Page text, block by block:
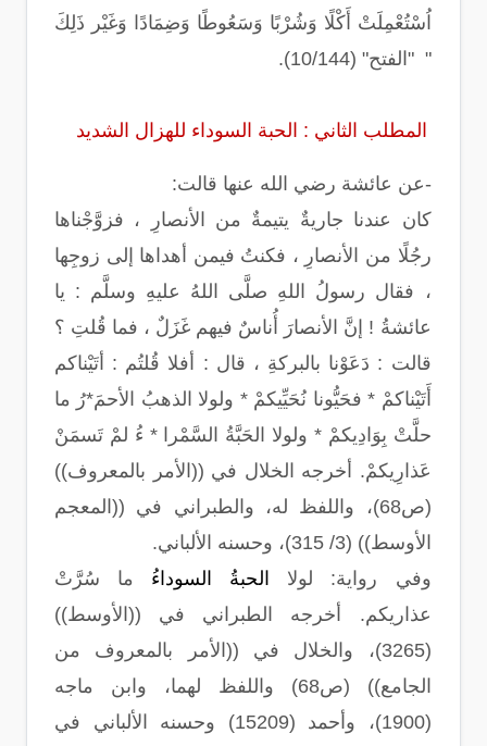
اُسْتُعْمِلَتْ أَكْلًا وَشُرْبًا وَسَعُوطًا وَضِمَادًا وَغَيْر ذَلِكَ
" "الفتح" (10/144).
المطلب الثاني : الحبة السوداء للهزال الشديد
-عن عائشة رضي الله عنها قالت:
كان عندنا جاريةٌ يتيمةٌ من الأنصارِ ، فزوَّجْناها
رجُلًا من الأنصارِ ، فكنتُ فيمن أهداها إلى زوجِها
، فقال رسولُ اللهِ صلَّى اللهُ عليهِ وسلَّم : يا
عائشةُ ! إنَّ الأنصارَ أُناسٌ فيهم غَزَلٌ ، فما قُلتِ ؟
قالت : دَعَوْنا بالبركةِ ، قال : أفلا قُلتُم : أتَيْناكم
أَتَيْناكمْ * فحَيُّونا نُحَيِّيكمْ * ولولا الذهبُ الأحمَ*رُ ما
حلَّتْ بِوَادِيكمْ * ولولا الحَبَّةُ السَّمْرا * ءُ لمْ تَسمَنْ
عَذارِيكمْ. أخرجه الخلال في ((الأمر بالمعروف))
(ص68)، واللفظ له، والطبراني في ((المعجم
الأوسط)) (3/ 315)، وحسنه الألباني.
وفي رواية: لولا
الحبةُ السوداءُ ما سُرَّتْ
عذاريكم. أخرجه الطبراني في ((الأوسط))
(3265)، والخلال في ((الأمر بالمعروف من
الجامع)) (ص68) واللفظ لهما، وابن ماجه
(1900)، وأحمد (15209) وحسنه الألباني في